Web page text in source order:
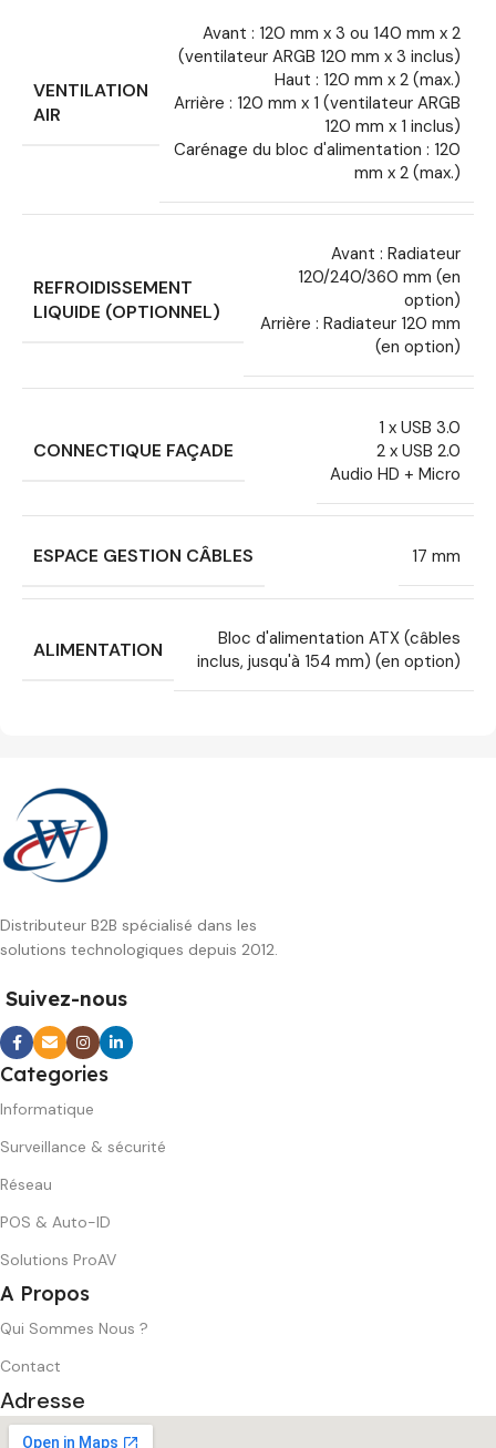
VENTILATION
AIR
Avant : 120 mm x 3 ou 140 mm x 2
(ventilateur ARGB 120 mm x 3 inclus)
Haut : 120 mm x 2 (max.)
Arrière : 120 mm x 1 (ventilateur ARGB
120 mm x 1 inclus)
Carénage du bloc d'alimentation : 120
mm x 2 (max.)
REFROIDISSEMENT
LIQUIDE (OPTIONNEL)
Avant : Radiateur
120/240/360 mm (en
option)
Arrière : Radiateur 120 mm
(en option)
CONNECTIQUE FAÇADE
1 x USB 3.0
2 x USB 2.0
Audio HD + Micro
ESPACE GESTION CÂBLES 17 mm
ALIMENTATION
Bloc d'alimentation ATX (câbles
inclus, jusqu'à 154 mm) (en option)
Distributeur B2B spécialisé dans les
solutions technologiques depuis 2012.
Suivez-nous
Categories
Informatique
Surveillance & sécurité
Réseau
POS & Auto-ID
Solutions ProAV
A Propos
Qui Sommes Nous ?
Contact
Adresse